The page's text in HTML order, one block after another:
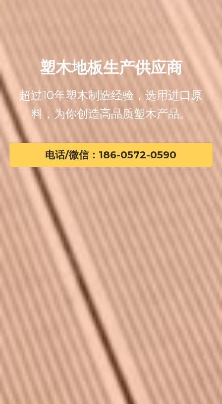
塑木地板生产供应商
超过10年塑木制造经验，选用进口原
料，为你创造高品质塑木产品。
电话/微信：186-0572-0590